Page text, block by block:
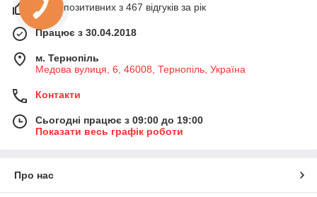
100% позитивних з 467 відгуків за рік
Працює з 30.04.2018
м. Тернопіль
Медова вулиця, 6, 46008, Тернопіль, Україна
Контакти
Сьогодні працює з 09:00 до 19:00
Показати весь графік роботи
Про нас